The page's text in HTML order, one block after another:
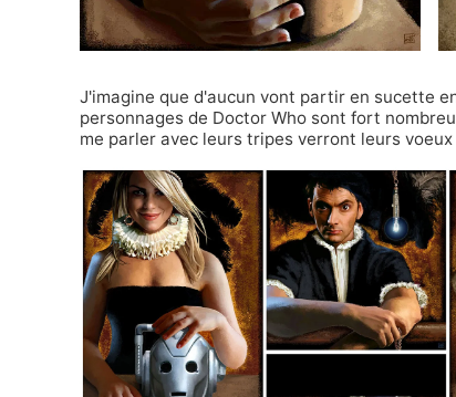
J'imagine que d'aucun vont partir en sucette
personnages de Doctor Who sont fort
me parler avec leurs tripes verront leurs